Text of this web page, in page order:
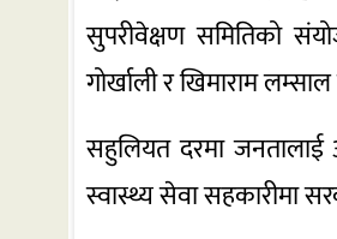
सुपरीवेक्षण समितिको
गोर्खाली र खिमाराम
सहुलियत दरमा जनतालाई
स्वास्थ्य सेवा सहकारीमा